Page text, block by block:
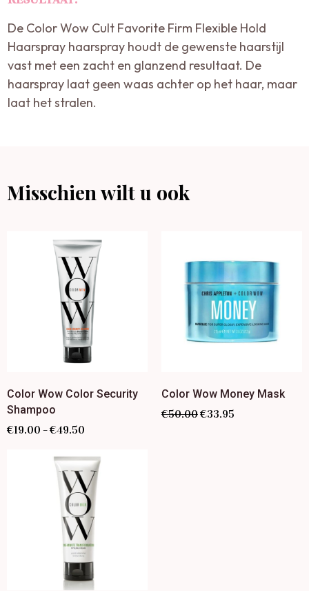
De Color Wow Cult Favorite Firm Flexible Hold
Haarspray haarspray houdt de gewenste haarstijl
vast met een zacht en glanzend resultaat. De
haarspray laat geen waas achter op het haar, maar
laat het stralen.
Misschien wilt u ook
Color Wow Color Security
Shampoo
€19.00 –€49.50
Color Wow Money Mask
€50.00€33.95